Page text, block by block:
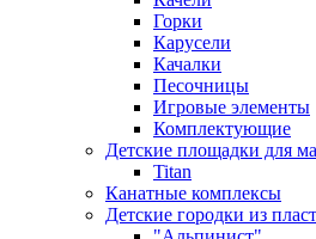
Горки
Карусели
Качалки
Песочницы
Игровые элементы
Комплектующие
Детские площадки для
Titan
Канатные комплексы
Детские городки из